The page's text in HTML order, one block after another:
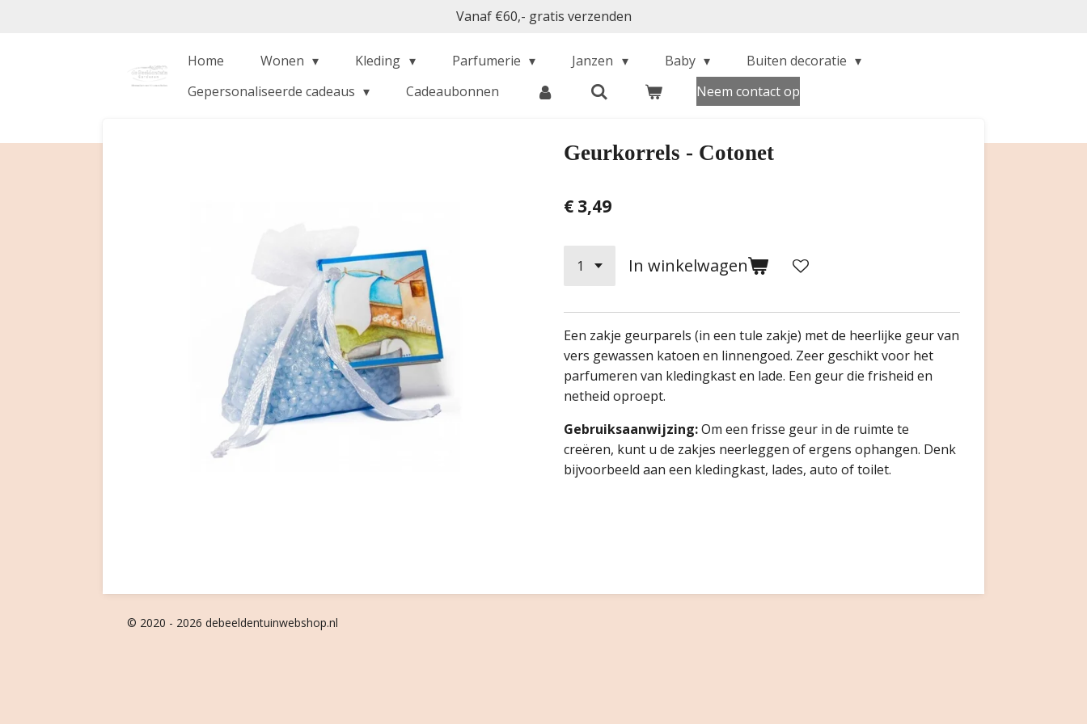
Vanaf €60,- gratis verzenden
Home Wonen Kleding Parfumerie Janzen Baby
Buiten decoratie
Gepersonaliseerde cadeaus
Cadeaubonnen Neem contact op
Geurkorrels - Cotonet
€ 3,49
In winkelwagen
Een zakje geurparels (in een tule zakje) met de heerlijke geur van
vers gewassen katoen en linnengoed. Zeer geschikt voor het
parfumeren van kledingkast en lade. Een geur die frisheid en
netheid oproept.
Gebruiksaanwijzing:Om een frisse geur in de ruimte te
creëren, kunt u de zakjes neerleggen of ergens ophangen. Denk
bijvoorbeeld aan een kledingkast, lades, auto of toilet.
© 2020 - 2026 debeeldentuinwebshop.nl